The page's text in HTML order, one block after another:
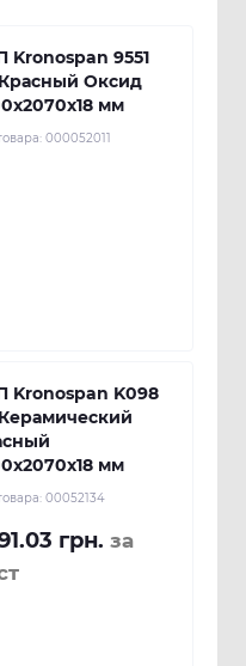
Kronospan 9551
Оксид
мм
000052011
Kronospan K098
мм
00052134
грн. за